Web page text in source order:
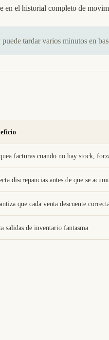
en el historial completo de
tardar varios minutos en
facturas cuando no hay stock,
discrepancias antes de que se
que cada venta descuente
salidas de inventario fantasma